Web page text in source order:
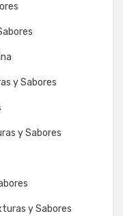
y Sabores
y Sabores
y Sabores